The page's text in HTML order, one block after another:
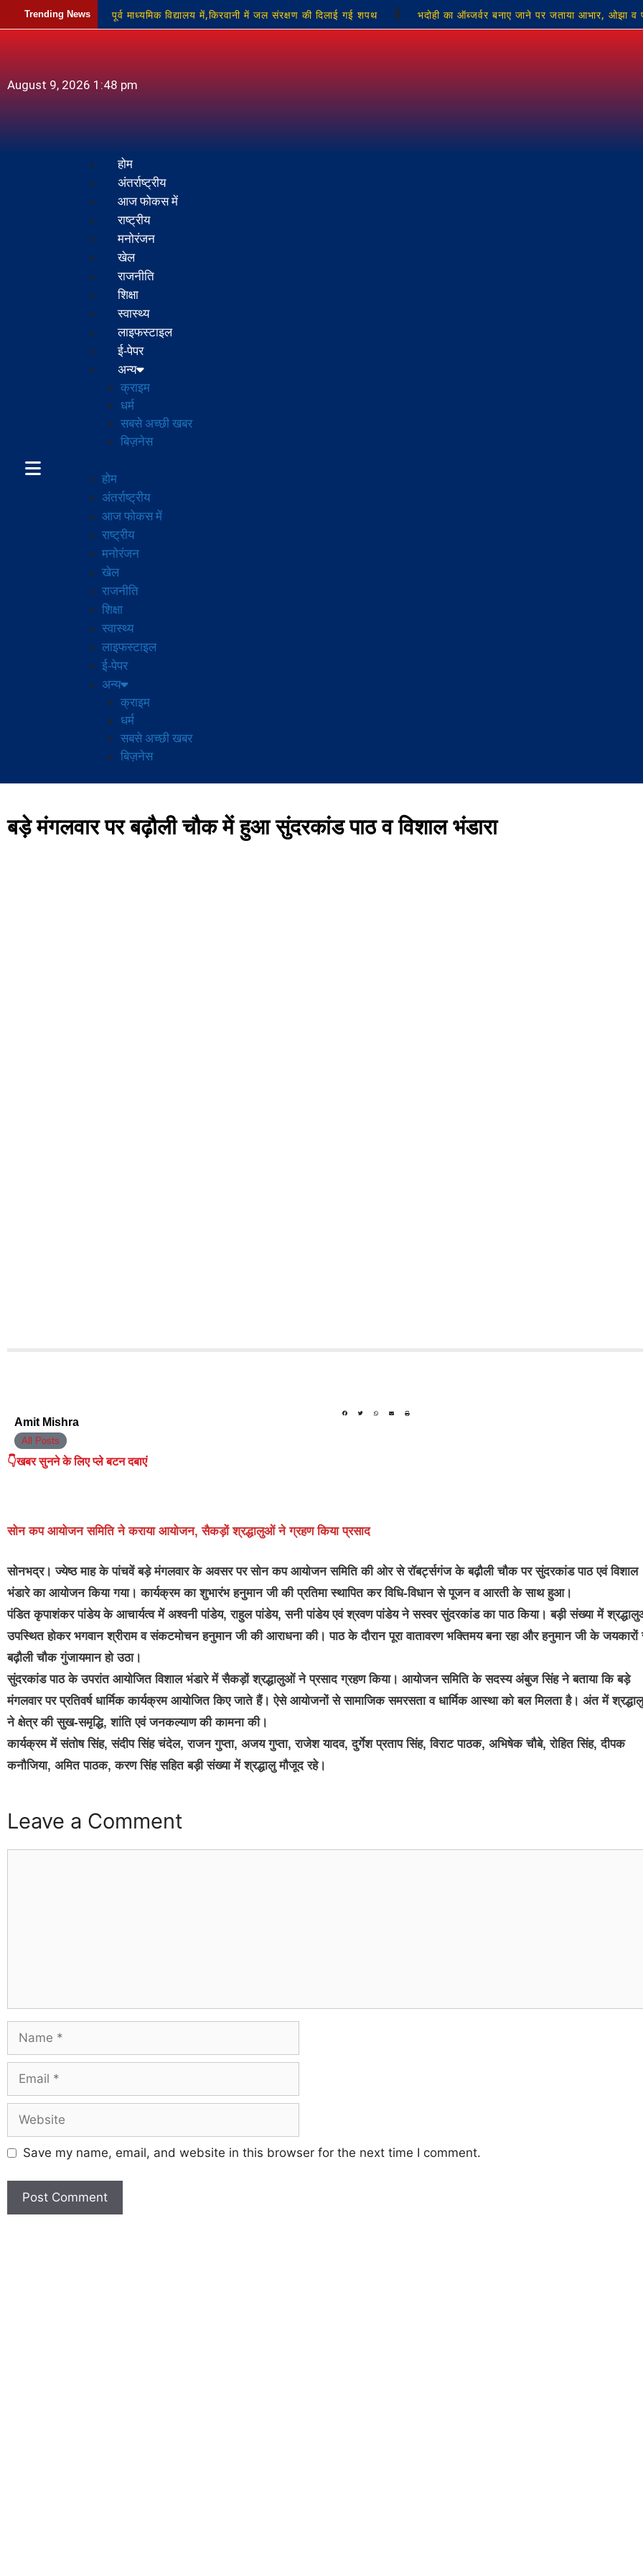
Trending News पूर्व माध्यमिक विद्यालय में,किरवानी में जल संरक्षण की दिलाई गई शपथ भदोही का ऑब्जर्वर बनाए जाने पर जताया आभार, ओझा व
August 9, 2026 1:48 pm
होम
अंतर्राष्ट्रीय
आज फोकस में
राष्ट्रीय
मनोरंजन
खेल
राजनीति
शिक्षा
स्वास्थ्य
लाइफस्टाइल
ई-पेपर
अन्य
क्राइम
धर्म
सबसे अच्छी खबर
बिज़नेस
होम
अंतर्राष्ट्रीय
आज फोकस में
राष्ट्रीय
मनोरंजन
खेल
राजनीति
शिक्षा
स्वास्थ्य
लाइफस्टाइल
ई-पेपर
अन्य
क्राइम
धर्म
सबसे अच्छी खबर
बिज़नेस
बड़े मंगलवार पर बढ़ौली चौक में हुआ सुंदरकांड पाठ व विशाल भंडारा
Amit Mishra
All Posts
👇खबर सुनने के लिए प्ले बटन दबाएं
सोन कप आयोजन समिति ने कराया आयोजन, सैकड़ों श्रद्धालुओं ने ग्रहण किया प्रसाद
सोनभद्र।ज्येष्ठ माह के पांचवें बड़े मंगलवार के अवसर पर सोन कप आयोजन समिति की ओर से रॉबर्ट्सगंज के बढ़ौली चौक पर सुंदरकांड पाठ एवं विशाल
भंडारे का आयोजन किया गया। कार्यक्रम का शुभारंभ हनुमान जी की प्रतिमा स्थापित कर विधि-विधान से पूजन व आरती के साथ हुआ।
पंडित कृपाशंकर पांडेय के आचार्यत्व में अश्वनी पांडेय, राहुल पांडेय, सनी पांडेय एवं श्रवण पांडेय ने सस्वर सुंदरकांड का पाठ किया। बड़ी संख्या में
उपस्थित होकर भगवान श्रीराम व संकटमोचन हनुमान जी की आराधना की। पाठ के दौरान पूरा वातावरण भक्तिमय बना रहा और हनुमान जी के जयकारों
बढ़ौली चौक गुंजायमान हो उठा।
सुंदरकांड पाठ के उपरांत आयोजित विशाल भंडारे में सैकड़ों श्रद्धालुओं ने प्रसाद ग्रहण किया। आयोजन समिति के सदस्य अंबुज सिंह ने बताया कि बड़े
मंगलवार पर प्रतिवर्ष धार्मिक कार्यक्रम आयोजित किए जाते हैं। ऐसे आयोजनों से सामाजिक समरसता व धार्मिक आस्था को बल मिलता है। अंत में
ने क्षेत्र की सुख-समृद्धि, शांति एवं जनकल्याण की कामना की।
कार्यक्रम में संतोष सिंह, संदीप सिंह चंदेल, राजन गुप्ता, अजय गुप्ता, राजेश यादव, दुर्गेश प्रताप सिंह, विराट पाठक, अभिषेक चौबे, रोहित सिंह, दीपक
कनौजिया, अमित पाठक, करण सिंह सहित बड़ी संख्या में श्रद्धालु मौजूद रहे।
Leave a Comment
Save my name, email, and website in this browser for the next time I comment.